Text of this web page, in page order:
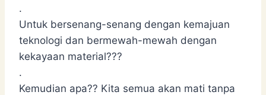
.
Untuk bersenang-senang dengan kemajuan
teknologi dan bermewah-mewah dengan
kekayaan material???
.
Kemudian apa?? Kita semua akan mati tanpa